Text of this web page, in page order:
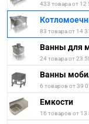
433 товара от 12
83 товара от 14
Ванны для
24 товара от 23
Ванны
6 товаров от 39
Емкости
16 товаров от 13